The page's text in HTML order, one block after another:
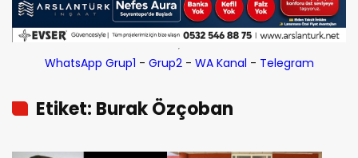
WhatsApp Grup1 - Grup2- WA Kanal - Telegram
Etiket: Burak Özçoban